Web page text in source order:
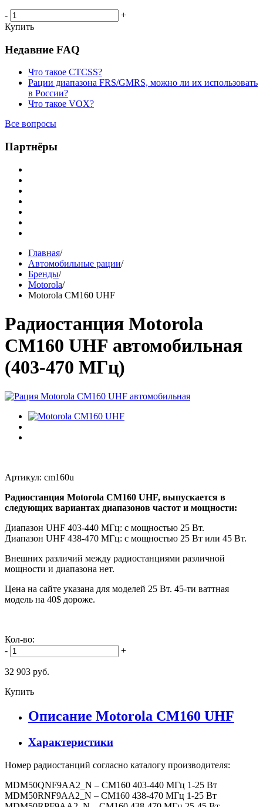
-
+
Купить
Недавние FAQ
Что такое CTCSS?
Рации диапазона FRS/GMRS, можно ли их использовать
в России?
Что такое VOX?
Все вопросы
Партнёры
Главная/
Автомобильные рации/
Бренды/
Motorola/
Motorola CM160 UHF
Радиостанция Motorola
CM160 UHF автомобильная
(403-470 МГц)
Артикул: cm160u
Радиостанция Motorola CM160 UHF, выпускается в
следующих вариантах диапазонов частот и мощности:
Диапазон UHF 403-440 МГц: с мощностью 25 Вт.
Диапазон UHF 438-470 МГц: с мощностью 25 Вт или 45 Вт.
Внешних различий между радиостанциями различной
мощности и диапазона нет.
Цена на сайте указана для моделей 25 Вт. 45-ти ваттная
модель на 40$ дороже.
Кол-во:
-
+
32 903 руб.
Купить
Описание Motorola CM160 UHF
Характеристики
Номер радиостанций согласно каталогу производителя:
MDM50QNF9AA2_N – CM160 403-440 МГц 1-25 Вт
MDM50RNF9AA2_N – CM160 438-470 МГц 1-25 Вт